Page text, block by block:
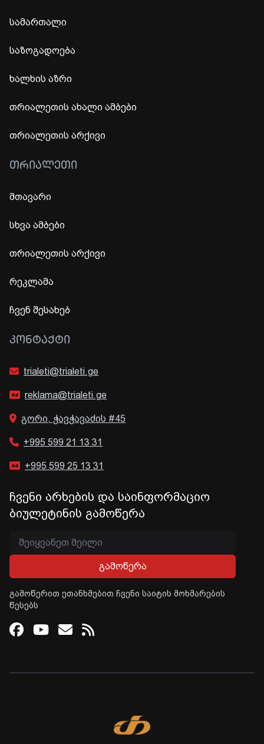
სამართალი
საზოგადოება
ხალხის აზრი
თრიალეთის ახალი ამბები
თრიალეთის არქივი
ᲗᲠᲘᲐᲚᲔᲗᲘ
მთავარი
სხვა ამბები
თრიალეთის არქივი
რეკლამა
ჩვენ შესახებ
ᲙᲝᲜᲢᲐᲥᲢᲘ
trialeti@trialeti.ge
reklama@trialeti.ge
გორი, ჭავჭავაძის #45
+995 599 21 13 31
+995 599 25 13 31
ჩვენი არხების და საინფორმაციო
ბიულეტინის გამოწერა
გამოწერა
გამოწერით ეთანხმებით ჩვენი საიტის მოხმარების
წესებს
Facebook
Youtube
Email
RSS